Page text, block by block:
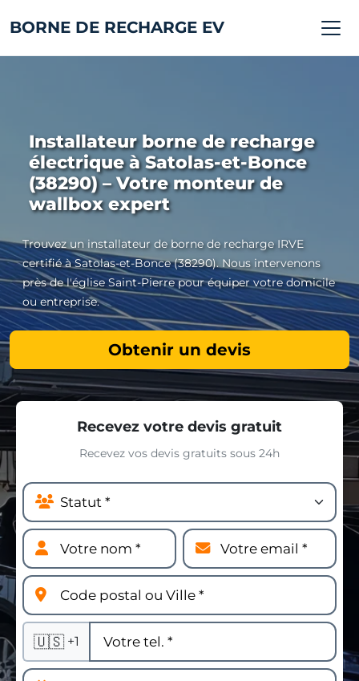
BORNE DE RECHARGE EV
Installateur borne de recharge
électrique à Satolas-et-Bonce
(38290) – Votre monteur de
wallbox expert
Trouvez un installateur de borne de recharge IRVE
certifié à Satolas-et-Bonce (38290). Nous intervenons
près de l'église Saint-Pierre pour équiper votre domicile
ou entreprise.
Obtenir un devis
Recevez votre devis gratuit
Recevez vos devis gratuits sous 24h
🇺🇸 +1